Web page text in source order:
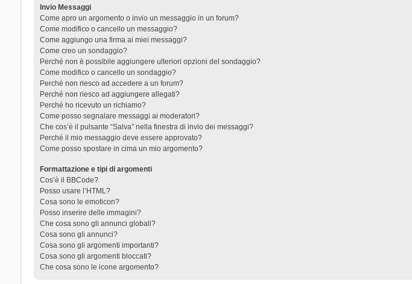
Invio Messaggi
Come apro un argomento o invio un messaggio in un forum?
Come modifico o cancello un messaggio?
Come aggiungo una firma ai miei messaggi?
Come creo un sondaggio?
Perché non è possibile aggiungere ulteriori opzioni del sondaggio?
Come modifico o cancello un sondaggio?
Perché non riesco ad accedere a un forum?
Perché non riesco ad aggiungere allegati?
Perché ho ricevuto un richiamo?
Come posso segnalare messaggi ai moderatori?
Che cos’è il pulsante “Salva” nella finestra di invio dei messaggi?
Perché il mio messaggio deve essere approvato?
Come posso spostare in cima un mio argomento?
Formattazione e tipi di argomenti
Cos’è il BBCode?
Posso usare l’HTML?
Cosa sono le emoticon?
Posso inserire delle immagini?
Che cosa sono gli annunci globali?
Cosa sono gli annunci?
Cosa sono gli argomenti importanti?
Cosa sono gli argomenti bloccati?
Che cosa sono le icone argomento?